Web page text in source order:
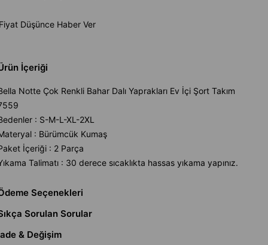
Düşünce Haber Ver
İçeriği
Notte Çok Renkli Bahar Dalı Yaprakları Ev İçi Şort Takım
: S-M-L-XL-2XL
: Bürümcük Kumaş
İçeriği : 2 Parça
Talimatı : 30 derece sıcaklıkta hassas yıkama yapınız.
Seçenekleri
Sorulan Sorular
& Değişim